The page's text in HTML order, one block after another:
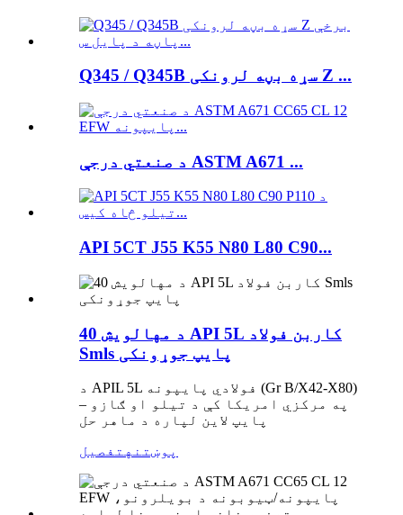
Q345 / Q345B سړه بڼه لرونکی Z ...
د صنعتي درجې ASTM A671 ...
API 5CT J55 K55 N80 L80 C90...
د مهالویش 40 API 5L کاربن فولاد
Smls پایپ جوړونکی
د APIL 5L فولادي پایپونه (Gr B/X42-X80)
– په مرکزي امریکا کې د تیلو او ګازو
پایپ لاین لپاره د ماهر حل
پوښتنه تفصیل